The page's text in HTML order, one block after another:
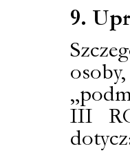
9.
III